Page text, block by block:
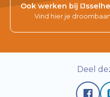
Ook werken bij
Vind hier je
Deel